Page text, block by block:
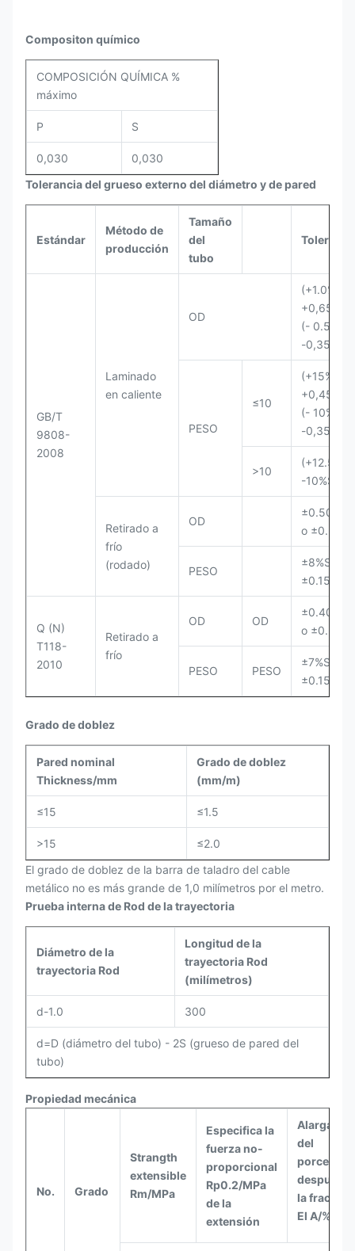
Compositon químico
COMPOSICIÓN QUÍMICA %
máximo
P S
0,030
0,030
Tolerancia del grueso externo del diámetro y de pared
Estándar
Método de
producción
Tamaño
del
tubo
GB/T
9808-
2008
Laminado
en caliente
OD
(+1.0%D)
+0,65
(- 0.5%D)
-0,35
PESO
≤10
(+15%S) o
+0,45
(- 10%S)
-0,35
>10
(+12.5%S,
-10%S)
Retirado a
frío
(rodado)
OD
±0.50%D
o ±0.20
PESO
±8%S o
±0.15
Q (N)
T118-
2010
Retirado a
frío
OD OD
±0.40%D
o ±0.20
PESO PESO
±7%S o
±0.15
Grado de doblez
Pared nominal
Thickness/mm
Grado de doblez
(mm/m)
≤15 ≤1.5
>15
≤2.0
El grado de doblez de la barra de taladro del cable
metálico no es más grande de 1,0 milímetros por el metro.
Prueba interna de Rod de la trayectoria
Diámetro de la
trayectoria Rod
Longitud de la
trayectoria Rod
(milímetros)
d-1.0 300
d=D (diámetro del tubo) - 2S (grueso de pared del
tubo)
Propiedad mecánica
No. Grado
Strangth
extensible
Rm/MPa
Especifica la
fuerza no-
proporcional
Rp0.2/MPa
de la
extensión
del
porcentaje
después
la fractura
El A/%